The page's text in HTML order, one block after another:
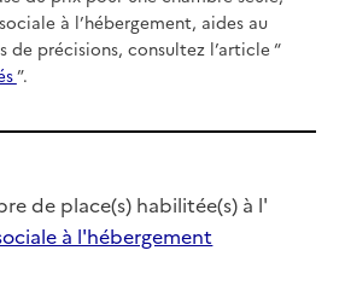
à l’hébergement, aides au
de précisions, consultez l’article “
”.
de place(s) habilitée(s) à l'
à l'hébergement